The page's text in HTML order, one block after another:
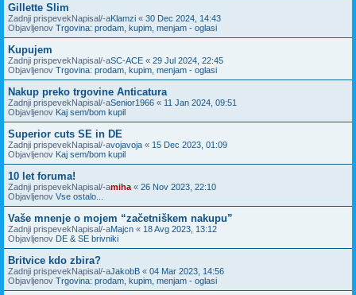
Gillette Slim
Zadnji prispevekNapisal/-aKlamzi « 30 Dec 2024, 14:43
Objavljenov Trgovina: prodam, kupim, menjam - oglasi
Kupujem
Zadnji prispevekNapisal/-aSC-ACE « 29 Jul 2024, 22:45
Objavljenov Trgovina: prodam, kupim, menjam - oglasi
Nakup preko trgovine Anticatura
Zadnji prispevekNapisal/-aSenior1966 « 11 Jan 2024, 09:51
Objavljenov Kaj sem/bom kupil
Superior cuts SE in DE
Zadnji prispevekNapisal/-avojavoja « 15 Dec 2023, 01:09
Objavljenov Kaj sem/bom kupil
10 let foruma!
Zadnji prispevekNapisal/-amiha « 26 Nov 2023, 22:10
Objavljenov Vse ostalo...
Vaše mnenje o mojem “začetniškem nakupu”
Zadnji prispevekNapisal/-aMajcn « 18 Avg 2023, 13:12
Objavljenov DE & SE brivniki
Britvice kdo zbira?
Zadnji prispevekNapisal/-aJakobB « 04 Mar 2023, 14:56
Objavljenov Trgovina: prodam, kupim, menjam - oglasi